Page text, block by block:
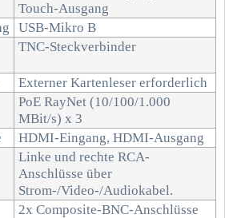
Touch-Ausgang
USB-Mikro B
TNC-Steckverbinder
Externer Kartenleser erforderlich
PoE RayNet (10/100/1.000
MBit/s) x 3
HDMI-Eingang, HDMI-Ausgang
Linke und rechte RCA-
Anschlüsse über
Strom-/Video-/Audiokabel.
2x Composite-BNC-Anschlüsse